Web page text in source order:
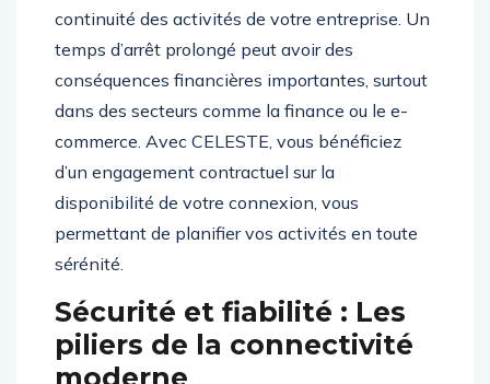
continuité des activités de votre entreprise. Un
temps d’arrêt prolongé peut avoir des
conséquences financières importantes, surtout
dans des secteurs comme la finance ou le e-
commerce. Avec CELESTE, vous bénéficiez
d’un engagement contractuel sur la
disponibilité de votre connexion, vous
permettant de planifier vos activités en toute
sérénité.
Sécurité et fiabilité : Les
piliers de la connectivité
moderne